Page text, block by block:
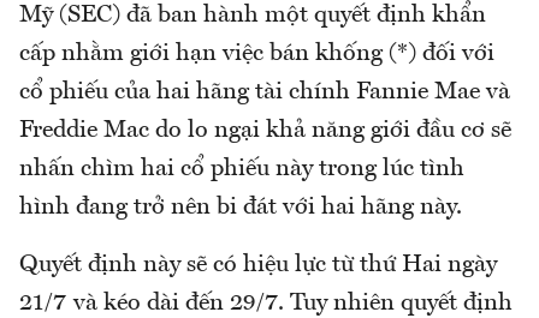
Mỹ (SEC) đã ban hành một quyết định khẩn
cấp nhằm giới hạn việc bán khống (*) đối với
cổ phiếu của hai hãng tài chính Fannie Mae và
Freddie Mac do lo ngại khả năng giới đầu cơ sẽ
nhấn chìm hai cổ phiếu này trong lúc tình
hình đang trở nên bi đát với hai hãng này.
Quyết định này sẽ có hiệu lực từ thứ Hai ngày
21/7 và kéo dài đến 29/7. Tuy nhiên quyết định